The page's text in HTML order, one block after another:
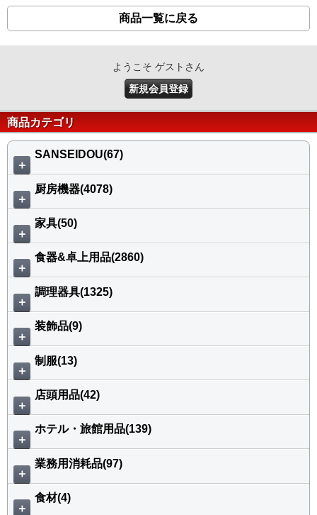
商品一覧に戻る
ようこそ ゲストさん
新規会員登録
商品カテゴリ
＋
SANSEIDOU(67)
＋
厨房機器(4078)
＋
家具(50)
＋
食器&卓上用品(2860)
＋
調理器具(1325)
＋
装飾品(9)
＋
制服(13)
＋
店頭用品(42)
＋
ホテル・旅館用品(139)
＋
業務用消耗品(97)
＋
食材(4)